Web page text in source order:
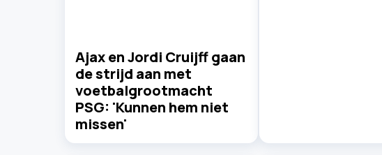
Ajax en Jordi Cruijff gaan
de strijd aan met
voetbalgrootmacht
PSG: 'Kunnen hem niet
missen'